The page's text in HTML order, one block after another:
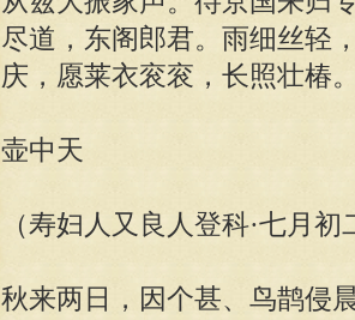
尽道，东阁郎君。雨细丝轻
庆，愿莱衣衮衮，长照壮椿
壶中天
（寿妇人又良人登科·七月初
秋来两日，因个甚、鸟鹊侵